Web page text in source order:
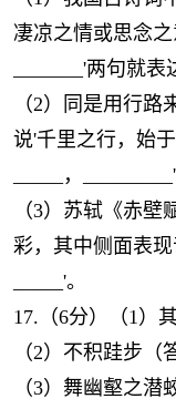
凄凉之情或思念之
_______'两句就表
（2）同是用行路
说'千里之行，始
_____，_________'
（3）苏轼《赤
彩，其中侧面表现
_____'。
17.（6分）（1）
（2）不积跬步
（3）舞幽壑之潜